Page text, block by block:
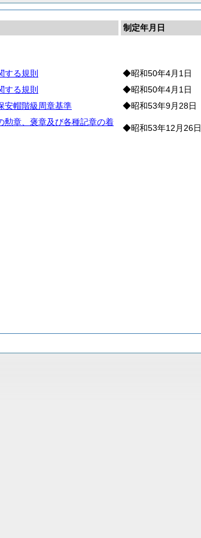
制定年月日
する規則
◆昭和50年4月1日
する規則
◆昭和50年4月1日
安帽階級周章基準
◆昭和53年9月28日
勲章、褒章及び各種記章の着
◆昭和53年12月26日